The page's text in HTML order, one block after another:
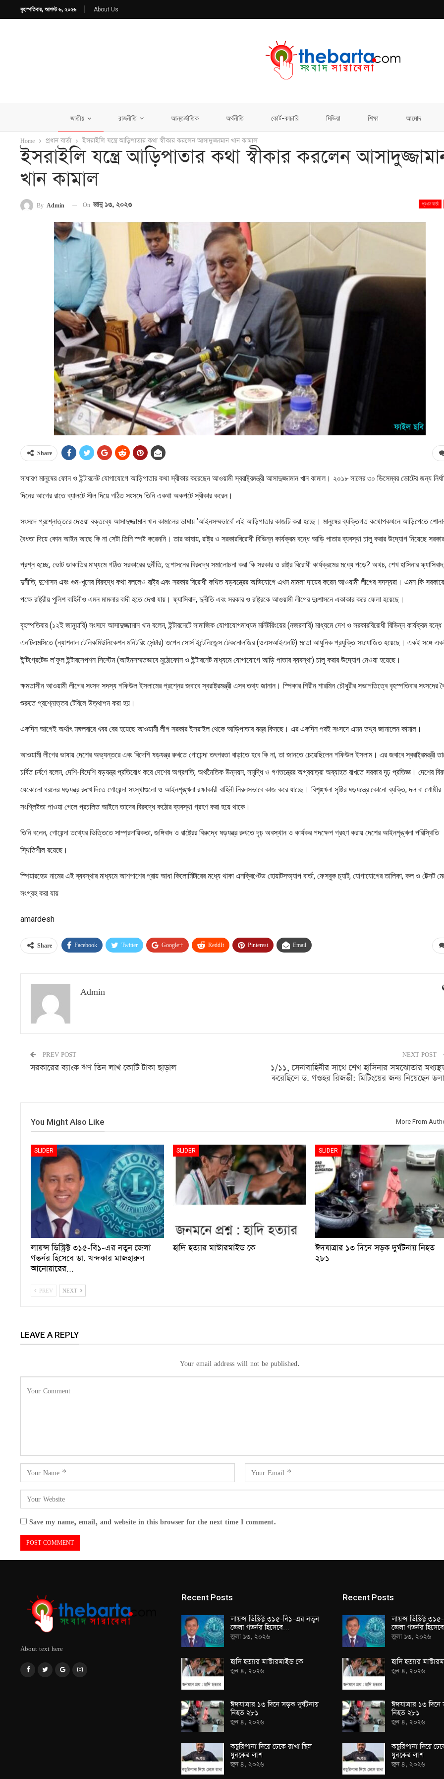
বৃহস্পতিবার, আগস্ট ৬, ২০২৬ About Us
জাতীয় রাজনীতি আন্তর্জাতিক অর্থনীতি কোর্ট-কাচারি মিডিয়া শিক্ষা আমোদ
Home প্রধান বার্তা ইসরাইলি যন্ত্রে আড়িপাতার কথা স্বীকার করলেন আসাদুজ্জামান খান কামাল
ইসরাইলি যন্ত্রে আড়িপাতার কথা স্বীকার করলেন
খান কামাল
প্রধান বার্তা
By Admin On জানু ১৩, ২০২৩
Share
সাধারণ মানুষের ফোন ও ইন্টারনেট যোগাযোগে আড়িপাতার কথা স্বীকার করেছেন আওয়ামী স্বরাষ্ট্রমন্ত্রী আসাদুজ্জামান খান কামাল। ২০১৮ সালের ৩০ ডিসেম্বর ভোটের জন্য
দিনের আগের রাতে ব্যালটে সীল দিয়ে গঠিত সংসদে তিনি একথা অকপটে স্বীকার করেন।
সংসদে প্রশ্নোত্তরে দেওয়া বক্তব্যে আসাদুজ্জামান খান কামালের ভাষায় ’আইনসম্মভাবে’ এই আড়িপাতার কাজটি করা হচ্ছে। মানুষের ব্যক্তিগত কথোপকথনে আড়িপেতে
বৈধতা দিয়ে কোন আইন আছে কি না সেটা তিনি স্পষ্ট করেননি। তার ভাষায়, রাষ্ট্র ও সরকারবিরোধী বিভিন্ন কার্যক্রম বন্ধে আড়ি পাতার ব্যবস্থা চালু করার উদ্যোগ নিয়েছে
প্রশ্ন হচ্ছে, ভোট ডাকাতির মাধ্যমে গঠিত সরকারের দুর্নীতি, দু:শাসনের বিরুদ্ধে সমালোচনা করা কি সরকার ও রাষ্ট্র বিরোধী কার্যক্রমের মধ্যে পড়ে? অথচ, শেখ হাসিনার
দুর্নীতি, দু:শাসন এবং গুম-খুনের বিরুদ্ধে কথা বললেও রাষ্ট্র এবং সরকার বিরোধী কথিত ষড়যন্ত্রের অভিযোগে এখন মামলা দায়ের করেন আওয়ামী লীগের সদস্যরা। এমন কি
পক্ষে রাষ্ট্রীয় পুলিশ বাহিনীও এমন মামলার বাদী হতে দেখা যায়। ফ্যাসিবাদ, দুর্নীতি এবং সরকার ও রাষ্ট্রকে আওয়ামী লীগের দুঃশাসনে একাকার করে ফেলা হয়েছে।
বৃহস্পতিবার (১২ই জানুয়ারি) সংসদে আসাদুজ্জামান খান বলেন, ইন্টারনেটে সামাজিক যোগাযোগমাধ্যম মনিটরিংয়ের (নজরদারি) মাধ্যমে দেশ ও সরকারবিরোধী বিভিন্ন কার্যক্রম বন্ধে
এনটিএমসিতে (ন্যাশনাল টেলিকমিউনিকেশন মনিটরিং সেন্টার) ওপেন সোর্স ইন্টেলিজেন্স টেকনোলজির (ওএসআইএনটি) মতো আধুনিক প্রযুক্তি সংযোজিত হয়েছে। একই সঙ্গে
ইন্টিগ্রেটেড ল’ফুল ইন্টারসেপশন সিস্টেম (আইনসম্মতভাবে মুঠোফোন ও ইন্টারনেট মাধ্যমে যোগাযোগে আড়ি পাতার ব্যবস্থা) চালু করার উদ্যোগ নেওয়া হয়েছে।
ক্ষমতাসীন আওয়ামী লীগের সংসদ সদস্য শফিউল ইসলামের প্রশ্নের জবাবে স্বরাষ্ট্রমন্ত্রী এসব তথ্য জানান। স্পিকার শিরীন শারমিন চৌধুরীর সভাপতিত্বে বৃহস্পতিবার সংসদের
শুরুতে প্রশ্নোত্তর টেবিলে উত্থাপন করা হয়।
একদিন আগেই অর্থাৎ মঙ্গলবারে খবর বের হয়েছে আওয়ামী লীগ সরকার ইসরাইল থেকে আড়িপাতার যন্ত্র কিনছে। এর একদিন পরই সংসদে এমন তথ্য জানালেন কামাল।
আওয়ামী লীগের ভাষায় দেশের অভ্যন্তরে এবং বিদেশি ষড়যন্ত্র রুখতে গোয়েন্দা তৎপরতা বাড়াতে হবে কি না, তা জানতে চেয়েছিলেন শফিউল ইসলাম। এর জবাবে স্বরাষ্ট্রমন্ত্রী
চর্বিত চর্বণে বলেন, দেশি-বিদেশি ষড়যন্ত্র প্রতিরোধ করে দেশের অগ্রগতি, অর্থনৈতিক উন্নয়ন, সমৃদ্ধি ও গণতন্ত্রের অগ্রযাত্রা অব্যাহত রাখতে সরকার দৃঢ় প্রতিজ্ঞ। দেশের
যেকোনো ধরনের ষড়যন্ত্র রুখে দিতে গোয়েন্দা সংস্থাগুলো ও আইনশৃঙ্খলা রক্ষাকারী বাহিনী নিরলসভাবে কাজ করে যাচ্ছে। বিশৃঙ্খলা সৃষ্টির ষড়যন্ত্রে কোনো ব্যক্তি, দল বা গোষ্ঠীর
সংশ্লিষ্টতা পাওয়া গেলে প্রচলিত আইনে তাদের বিরুদ্ধে কঠোর ব্যবস্থা গ্রহণ করা হয়ে থাকে।
তিনি বলেন, গোয়েন্দা তথ্যের ভিত্তিতে সাম্প্রদায়িকতা, জঙ্গিবাদ ও রাষ্ট্রের বিরুদ্ধে ষড়যন্ত্র রুখতে দৃঢ় অবস্থান ও কার্যকর পদক্ষেপ গ্রহণ করায় দেশের আইনশৃঙ্খলা পরিস্থিতি
স্থিতিশীল রয়েছে।
স্পিয়ারহেড নামের এই ব্যবস্থার মাধ্যমে আশপাশের প্রায় আধা কিলোমিটারের মধ্যে থাকা এনক্রিপ্টেড হোয়াটসঅ্যাপ বার্তা, ফেসবুক চ্যাট, যোগাযোগের তালিকা, কল ও টেক্সট
সংগ্রহ করা যায়
amardesh
Share Facebook Twitter Google+ ReddIt Pinterest Email
Admin
PREV POST
সরকারের ব্যাংক ঋণ তিন লাখ কোটি টাকা ছাড়াল
NEXT POST
১/১১, সেনাবাহিনীর সাথে শেখ হাসিনার সমঝোতার
করেছিলে ড. গওহর রিজভী: মিটিংয়ের জন্য নিয়েছেন
You Might Also Like More From
SLIDER
লায়ন্স ডিস্ট্রিক্ট ৩১৫-বি১-এর নতুন জেলা
গভর্নর হিসেবে ডা. খন্দকার মাজহারুল
আনোয়ারের…
SLIDER
হাদি হত্যার মাস্টারমাইন্ড কে
SLIDER
ঈদযাত্রার ১৩ দিনে সড়ক দুর্ঘটনায় নিহত
২৮১
PREV NEXT
LEAVE A REPLY
Your email address will not be published.
Save my name, email, and website in this browser for the next time I comment.
About text here
Recent Posts
লায়ন্স ডিস্ট্রিক্ট ৩১৫-বি১-এর নতুন
জেলা গভর্নর হিসেবে…
জুলা ১৩, ২০২৬
হাদি হত্যার মাস্টারমাইন্ড কে
জুন ৪, ২০২৬
ঈদযাত্রার ১৩ দিনে সড়ক দুর্ঘটনায়
নিহত ২৮১
জুন ৪, ২০২৬
কচুরিপানা দিয়ে ঢেকে রাখা ছিল
যুবকের লাশ
জুন ৪, ২০২৬
Recent Posts
লায়ন্স ডিস্ট্রিক্ট
জেলা গভর্নর
জুলা ১৩, ২০২৬
হাদি হত্যার
জুন ৪, ২০২৬
ঈদযাত্রার ১৩
নিহত ২৮১
জুন ৪, ২০২৬
কচুরিপানা দিয়ে
যুবকের লাশ
জুন ৪, ২০২৬